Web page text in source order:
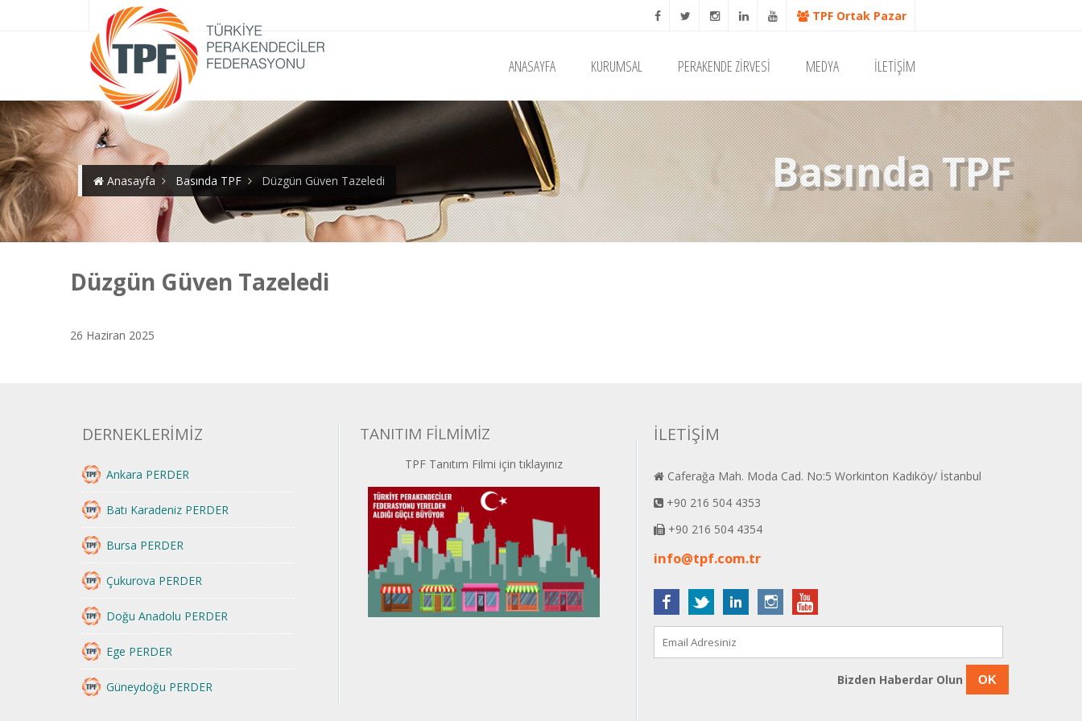
TPF Ortak Pazar
ANASAYFA KURUMSAL PERAKENDE ZİRVESİ MEDYA İLETİŞİM
Basında TPF
Anasayfa Basında TPF Düzgün Güven Tazeledi
Düzgün Güven Tazeledi
26 Haziran 2025
DERNEKLERİMİZ
Ankara PERDER
Batı Karadeniz PERDER
Bursa PERDER
Çukurova PERDER
Doğu Anadolu PERDER
Ege PERDER
Güneydoğu PERDER
TANITIM FİLMİMİZ
TPF Tanıtım Filmi için tıklayınız
İLETİŞİM
Caferağa Mah. Moda Cad. No:5 Workinton Kadıköy/ İstanbul
+90 216 504 4353
+90 216 504 4354
info@tpf.com.tr
Bizden Haberdar Olun OK